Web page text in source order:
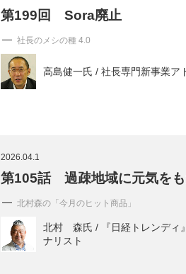
第199回 Sora廃止
社長のメシの種 4.0
高島健一氏 / 社長専門新事業ア
2026.04.1
第105話 過疎地域に元気をも
北村森の「今月のヒット商品」
北村 森氏 / 『日経トレンディ
ナリスト